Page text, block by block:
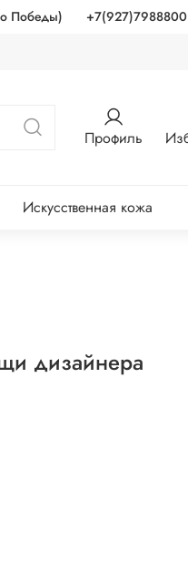
Победы)
Профиль
Искусственная кожа
дизайнера